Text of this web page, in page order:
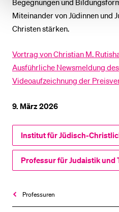
Professuren
Miteinander von Jüdinnen und
Christen stärken.
Vortrag von Christian M.
Ausführliche Newsmeldung
Videoaufzeichnung der
9. März 2026
Institut für Jüdisch-
Professur für Judaistik und